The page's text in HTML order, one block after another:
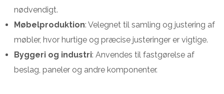
nødvendigt.
Møbelproduktion: Velegnet til samling og justering af
møbler, hvor hurtige og præcise justeringer er vigtige.
Byggeri og industri: Anvendes til fastgørelse af
beslag, paneler og andre komponenter.